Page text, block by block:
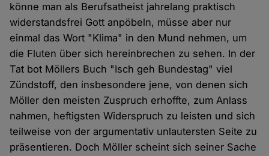
könne man als Berufsatheist jahrelang praktisch
widerstandsfrei Gott anpöbeln, müsse aber nur
einmal das Wort "Klima" in den Mund nehmen, um
die Fluten über sich hereinbrechen zu sehen. In der
Tat bot Möllers Buch "Isch geh Bundestag" viel
Zündstoff, den insbesondere jene, von denen sich
Möller den meisten Zuspruch erhoffte, zum Anlass
nahmen, heftigsten Widerspruch zu leisten und sich
teilweise von der argumentativ unlautersten Seite zu
präsentieren. Doch Möller scheint sich seiner Sache